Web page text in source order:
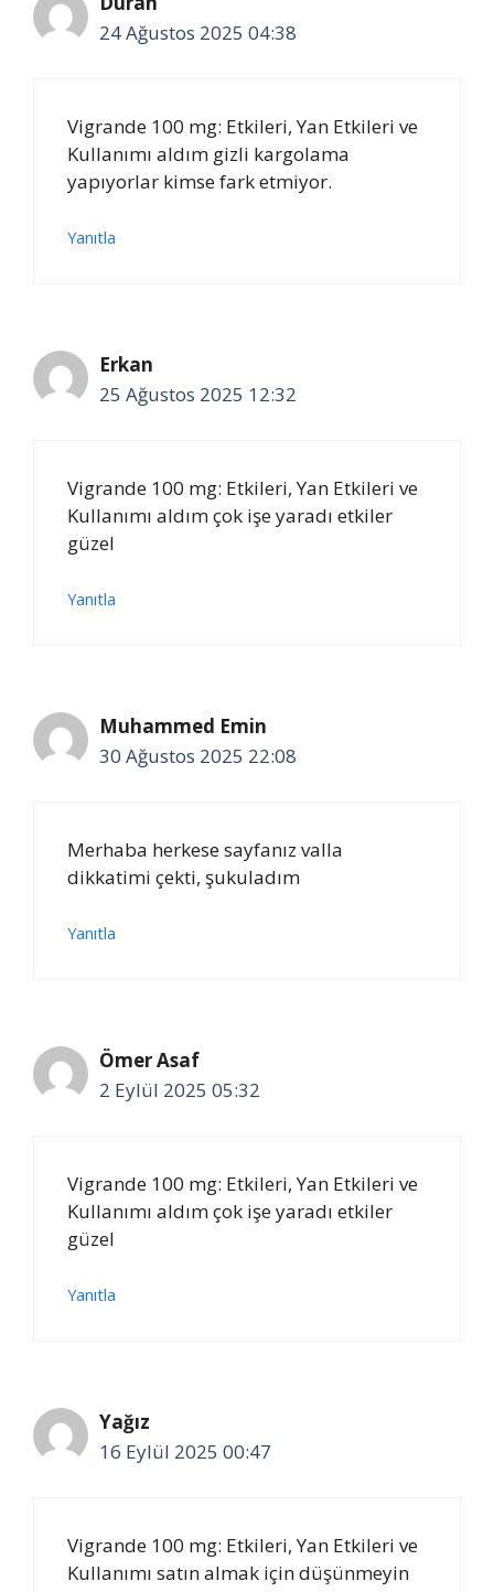
24 Ağustos 2025 04:38
Vigrande 100 mg: Etkileri, Yan Etkileri ve
Kullanımı aldım gizli kargolama
yapıyorlar kimse fark etmiyor.
Yanıtla
Erkan
25 Ağustos 2025 12:32
Vigrande 100 mg: Etkileri, Yan Etkileri ve
Kullanımı aldım çok işe yaradı etkiler
güzel
Yanıtla
Muhammed Emin
30 Ağustos 2025 22:08
Merhaba herkese sayfanız valla
dikkatimi çekti, şukuladım
Yanıtla
Ömer Asaf
2 Eylül 2025 05:32
Vigrande 100 mg: Etkileri, Yan Etkileri ve
Kullanımı aldım çok işe yaradı etkiler
güzel
Yanıtla
Yağız
16 Eylül 2025 00:47
Vigrande 100 mg: Etkileri, Yan Etkileri ve
Kullanımı satın almak için düşünmeyin